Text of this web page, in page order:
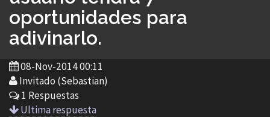
oportunidades para
adivinarlo.
08-Nov-2014 00:11
Invitado (Sebastian)
1 Respuestas
Ultima respuesta